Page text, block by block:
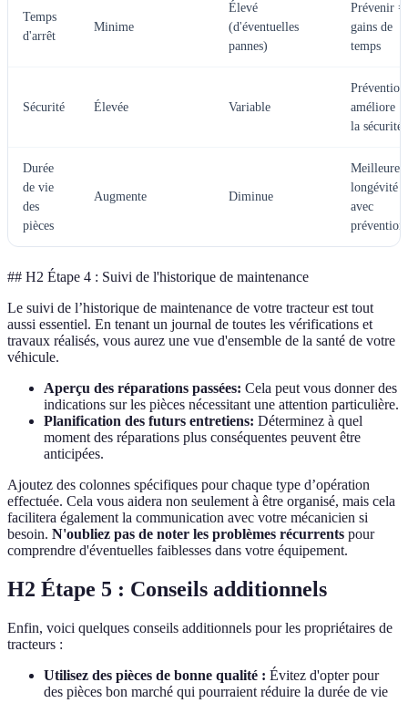
Temps
d'arrêt
Minime
Élevé
(d'éventuelles
pannes)
Prévenir =
gains de
temps
Sécurité Élevée Variable
Prévention
améliore
la sécurité
Durée
de vie
des
pièces
Augmente Diminue
Meilleure
longévité
avec
prévention
## H2 Étape 4 : Suivi de l'historique de maintenance
Le suivi de l’historique de maintenance de votre tracteur est tout
aussi essentiel. En tenant un journal de toutes les vérifications et
travaux réalisés, vous aurez une vue d'ensemble de la santé de votre
véhicule.
Aperçu des réparations passées: Cela peut vous donner des
indications sur les pièces nécessitant une attention particulière.
Planification des futurs entretiens: Déterminez à quel
moment des réparations plus conséquentes peuvent être
anticipées.
Ajoutez des colonnes spécifiques pour chaque type d’opération
effectuée. Cela vous aidera non seulement à être organisé, mais cela
facilitera également la communication avec votre mécanicien si
besoin. N'oubliez pas de noter les problèmes récurrents pour
comprendre d'éventuelles faiblesses dans votre équipement.
H2 Étape 5 : Conseils additionnels
Enfin, voici quelques conseils additionnels pour les propriétaires de
tracteurs :
Utilisez des pièces de bonne qualité : Évitez d'opter pour
des pièces bon marché qui pourraient réduire la durée de vie